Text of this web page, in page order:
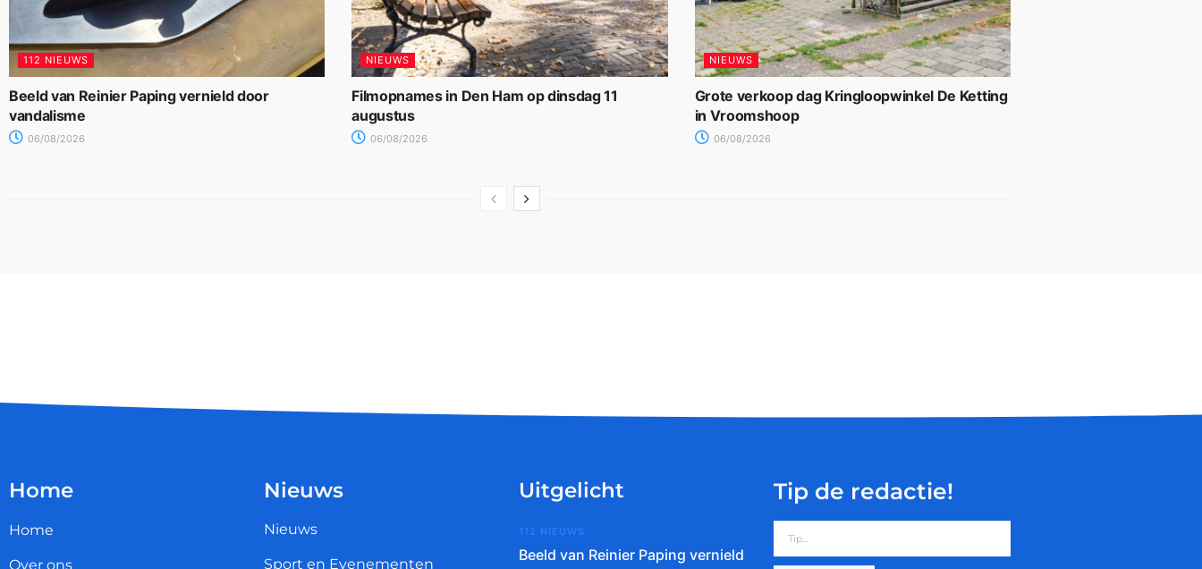
112 NIEUWS
Beeld van Reinier Paping vernield door
vandalisme
06/08/2026
NIEUWS
Filmopnames in Den Ham op dinsdag 11
augustus
06/08/2026
NIEUWS
Grote verkoop dag Kringloopwinkel De Ketting
in Vroomshoop
06/08/2026
Home
Home
Over ons
Nieuws
Nieuws
Sport en Evenementen
Uitgelicht
112 NIEUWS
Beeld van Reinier Paping vernield
Tip de redactie!